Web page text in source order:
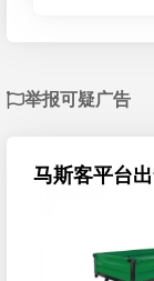
举报可疑广告
马斯客平台